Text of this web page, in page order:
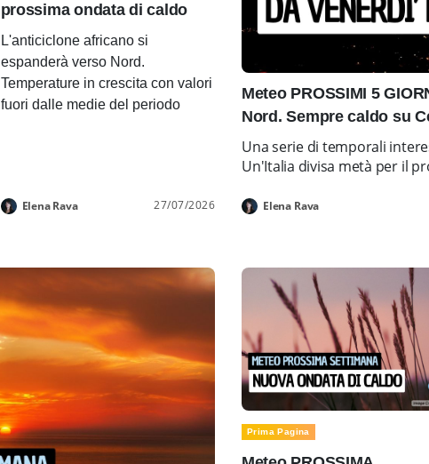
prossima ondata di caldo
L'anticiclone africano si
espanderà verso Nord.
Temperature in crescita con valori
fuori dalle medie del periodo
Elena Rava 27/07/2026
Meteo PROSSIMI 5
Nord. Sempre caldo su
Una serie di temporali
Un'Italia divisa metà per il
Elena Rava
Prima Pagina